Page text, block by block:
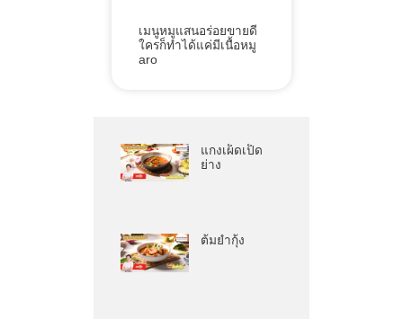
เมนูหมูแสนอร่อยขายดี
ใครก็ทำได้แค่มีเนื้อหมู
aro
แกงเผ็ดเป็ด
ย่าง
ต้มยำกุ้ง